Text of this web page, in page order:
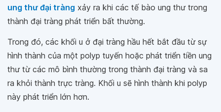
ung thư đại tràng xảy ra khi các tế bào ung thư trong
thành đại tràng phát triển bất thường.
Trong đó, các khối u ở đại tràng hầu hết bắt đầu từ sự
hình thành của một polyp tuyến hoặc phát triển tiền ung
thư từ các mô bình thường trong thành đại tràng và sa
ra khỏi thành trực tràng. Khối u sẽ hình thành khi polyp
này phát triển lớn hơn.